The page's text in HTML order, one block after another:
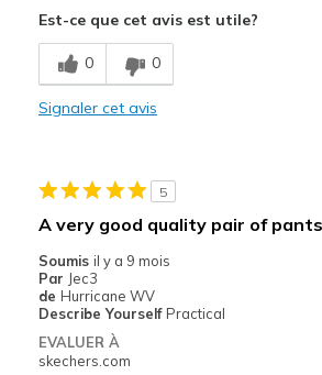
Comfortable
Stylish
Going Out
Travel
Sizing
View On Shoes
Est-ce que cet avis est utile?
0 0
Signaler cet avis
5
A very good quality pair of pants
Soumis il y a 9 mois
Par Jec3
de Hurricane WV
Describe Yourself Practical
EVALUER À
skechers.com